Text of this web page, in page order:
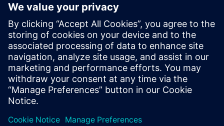
entwickeln. Durch die Auflösung von
Datensilos und die nahtlose Einbindung
des Servicebereichs in den digitalen
Thread ermöglicht er erstklassige digitale
Serviceprozesse – und steigert damit die
operative Leistungsfähigkeit, die
Kundenzufriedenheit sowie die langfristige
Nachhaltigkeit der Service-Transformation.